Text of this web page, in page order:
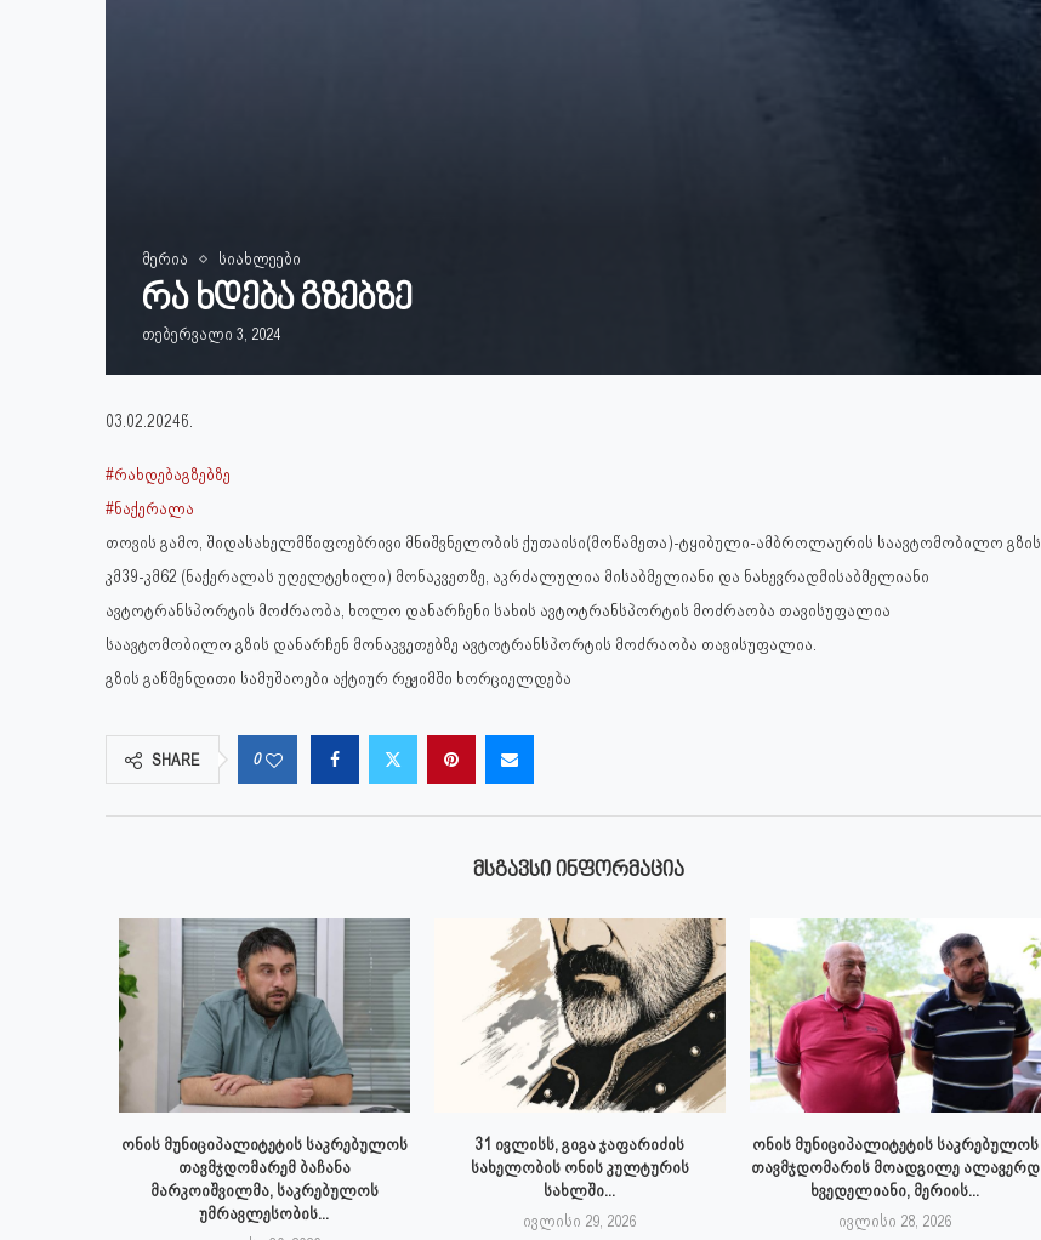
მერია სიახლეები
რა ხდება გზებზე
თებერვალი 3, 2024
03.02.2024წ.
#რახდებაგზებზე
#ნაქერალა
თოვის გამო, შიდასახელმწიფოებრივი მნიშვნელობის ქუთაისი(მოწამეთა)-ტყიბული-ამბროლაურის საავტომობილო გზის
კმ39-კმ62 (ნაქერალას უღელტეხილი) მონაკვეთზე, აკრძალულია მისაბმელიანი და ნახევრადმისაბმელიანი
ავტოტრანსპორტის მოძრაობა, ხოლო დანარჩენი სახის ავტოტრანსპორტის მოძრაობა თავისუფალია
საავტომობილო გზის დანარჩენ მონაკვეთებზე ავტოტრანსპორტის მოძრაობა თავისუფალია.
გზის გაწმენდითი სამუშაოები აქტიურ რეჟიმში ხორციელდება
SHARE 0
ᲛᲡᲒᲐᲕᲡᲘ ᲘᲜᲤᲝᲠᲛᲐᲪᲘᲐ
ონის მუნიციპალიტეტის საკრებულოს
თავმჯდომარემ ბაჩანა
მარკოიშვილმა, საკრებულოს
უმრავლესობის...
31 ივლისს, გიგა ჯაფარიძის
სახელობის ონის კულტურის
სახლში...
ივლისი 29, 2026
ონის მუნიციპალიტეტის საკრებულოს
თავმჯდომარის მოადგილე ალავერდ
ხვედელიანი, მერიის...
ივლისი 28, 2026